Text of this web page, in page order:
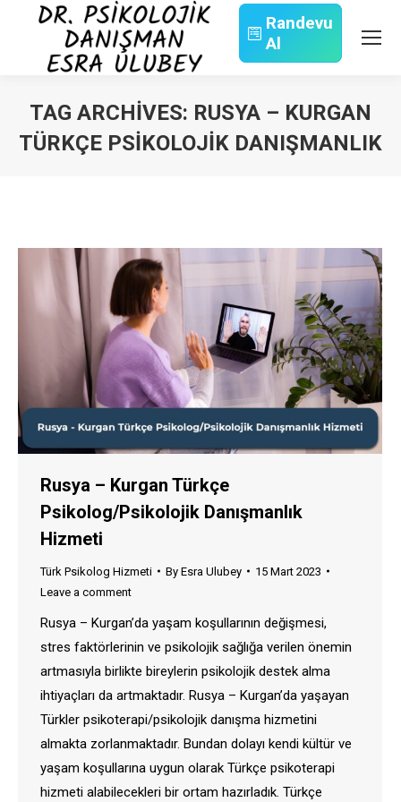
Randevu
Al
TAG ARCHIVES: RUSYA – KURGAN
TÜRKÇE PSIKOLOJIK DANIŞMANLIK
Rusya – Kurgan Türkçe
Psikolog/Psikolojik Danışmanlık
Hizmeti
Türk Psikolog Hizmeti By Esra Ulubey
15 Mart 2023
Leave a comment
Rusya – Kurgan’da yaşam koşullarının değişmesi,
stres faktörlerinin ve psikolojik sağlığa verilen önemin
artmasıyla birlikte bireylerin psikolojik destek alma
ihtiyaçları da artmaktadır. Rusya – Kurgan’da yaşayan
Türkler psikoterapi/psikolojik danışma hizmetini
almakta zorlanmaktadır. Bundan dolayı kendi kültür ve
yaşam koşullarına uygun olarak Türkçe psikoterapi
hizmeti alabilecekleri bir ortam hazırladık. Türkçe